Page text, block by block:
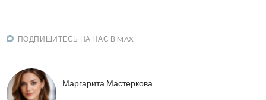
ПОДПИШИТЕСЬ НА НАС В MAX
Маргарита Мастеркова